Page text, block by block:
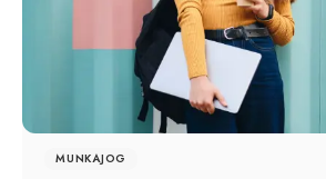
MUNKAJOG